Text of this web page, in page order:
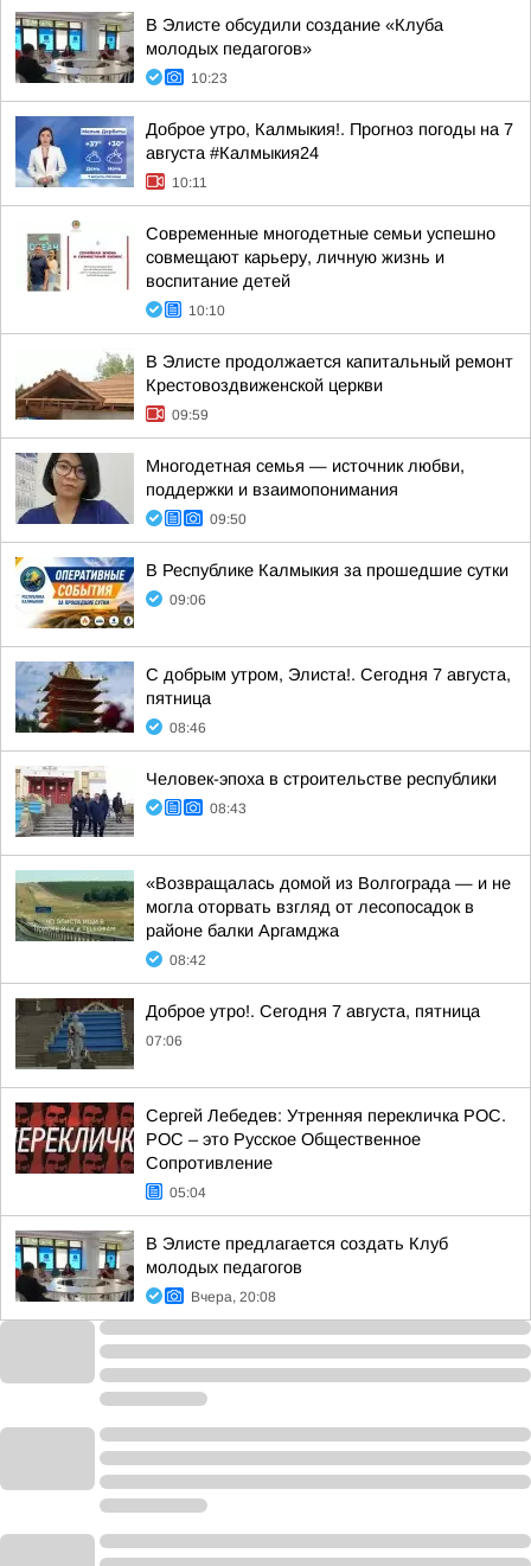
В Элисте обсудили создание «Клуба
молодых педагогов»
10:23
Доброе утро, Калмыкия!. Прогноз погоды на 7
августа #Калмыкия24
10:11
Современные многодетные семьи успешно
совмещают карьеру, личную жизнь и
воспитание детей
10:10
В Элисте продолжается капитальный ремонт
Крестовоздвиженской церкви
09:59
Многодетная семья — источник любви,
поддержки и взаимопонимания
09:50
В Республике Калмыкия за прошедшие сутки
09:06
С добрым утром, Элиста!. Сегодня 7 августа,
пятница
08:46
Человек-эпоха в строительстве республики
08:43
«Возвращалась домой из Волгограда — и не
могла оторвать взгляд от лесопосадок в
районе балки Аргамджа
08:42
Доброе утро!. Сегодня 7 августа, пятница
07:06
Сергей Лебедев: Утренняя перекличка РОС.
РОС – это Русское Общественное
Сопротивление
05:04
В Элисте предлагается создать Клуб
молодых педагогов
Вчера, 20:08